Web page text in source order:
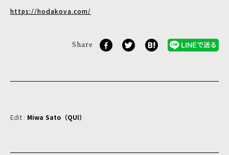
https://hodakova.com/
Share
Edit : Miwa Sato（QUI）